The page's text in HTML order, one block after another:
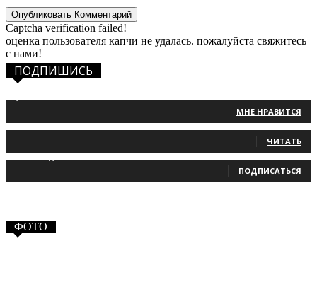
Captcha verification failed!
оценка пользователя капчи не удалась. пожалуйста свяжитесь
с нами!
ПОДПИШИСЬ
МНЕ НРАВИТСЯ
ЧИТАТЬ
ПОДПИСАТЬСЯ
ФОТО